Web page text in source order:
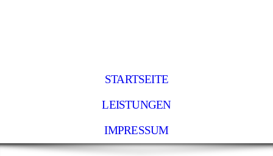
STARTSEITE
LEISTUNGEN
IMPRESSUM